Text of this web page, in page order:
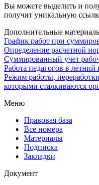
Вы можете выделить и
получит уникальную
Дополнительные
График работ при
Определение расчетной
Суммированный учет
Работа педагогов в летний
Режим работы,
которыми сталкиваются
Меню
Правовая база
Все номера
Материалы
Подписка
Закладки
Документ